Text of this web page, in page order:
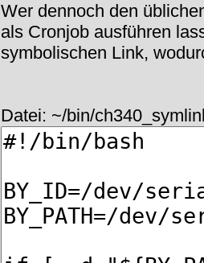
Wer dennoch den
als Cronjob ausführen
symbolischen Link,
Datei: ~/bin/